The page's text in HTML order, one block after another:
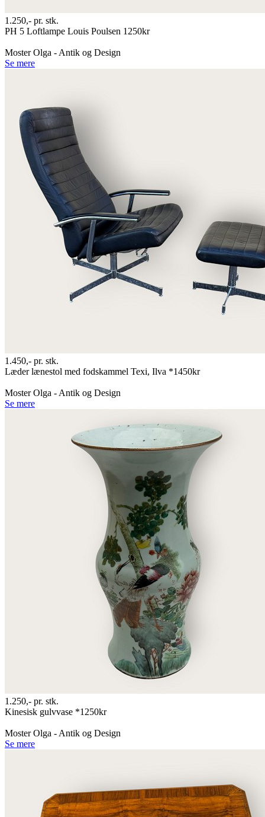
1.250,- pr. stk.
PH 5 Loftlampe Louis Poulsen 1250kr
Moster Olga - Antik og Design
Se mere
1.450,- pr. stk.
Læder lænestol med fodskammel Texi, Ilva *1450kr
Moster Olga - Antik og Design
Se mere
1.250,- pr. stk.
Kinesisk gulvvase *1250kr
Moster Olga - Antik og Design
Se mere